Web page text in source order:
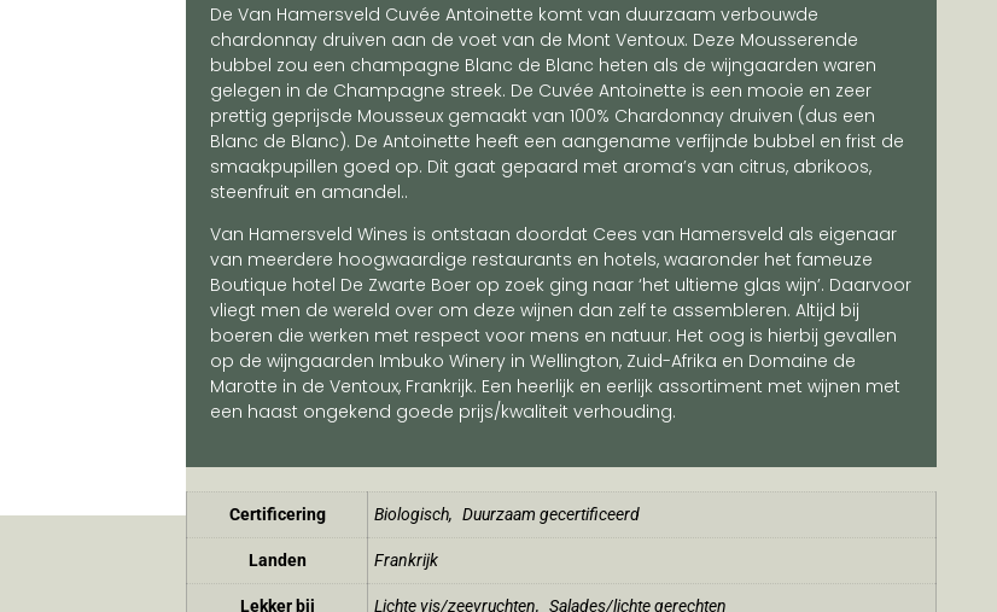
De Van Hamersveld Cuvée Antoinette komt van duurzaam verbouwde
chardonnay druiven aan de voet van de Mont Ventoux. Deze Mousserende
bubbel zou een champagne Blanc de Blanc heten als de wijngaarden waren
gelegen in de Champagne streek. De Cuvée Antoinette is een mooie en zeer
prettig geprijsde Mousseux gemaakt van 100% Chardonnay druiven (dus een
Blanc de Blanc). De Antoinette heeft een aangename verfijnde bubbel en frist de
smaakpupillen goed op. Dit gaat gepaard met aroma’s van citrus, abrikoos,
steenfruit en amandel..
Van Hamersveld Wines is ontstaan doordat Cees van Hamersveld als eigenaar
van meerdere hoogwaardige restaurants en hotels, waaronder het fameuze
Boutique hotel De Zwarte Boer op zoek ging naar ‘het ultieme glas wijn’. Daarvoor
vliegt men de wereld over om deze wijnen dan zelf te assembleren. Altijd bij
boeren die werken met respect voor mens en natuur. Het oog is hierbij gevallen
op de wijngaarden Imbuko Winery in Wellington, Zuid-Afrika en Domaine de
Marotte in de Ventoux, Frankrijk. Een heerlijk en eerlijk assortiment met wijnen met
een haast ongekend goede prijs/kwaliteit verhouding.
Certificering Biologisch, Duurzaam gecertificeerd
Landen Frankrijk
Lekker bij Lichte vis/zeevruchten, Salades/lichte gerechten